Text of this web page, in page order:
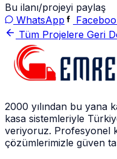
Bu ilanı/projeyi paylaş
WhatsApp
Tüm Projelere Geri
2000 yılından bu yana
kasa sistemleriyle
veriyoruz. Profesyonel
çözümlerimizle güven